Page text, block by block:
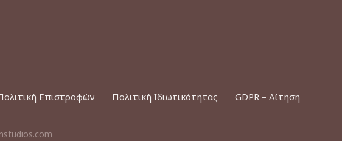
Επιστροφών Πολιτική Ιδιωτικότητας GDPR – Αίτηση